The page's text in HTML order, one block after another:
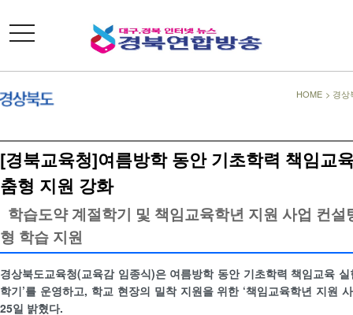
toggle
navigation
HOME > 경상
[경북교육청]여름방학 동안 기초학력 책임교
춤형 지원 강화
학습도약 계절학기 및 책임교육학년 지원 사업 컨설
형 학습 지원
경상북도교육청(교육감 임종식)은 여름방학 동안 기초학력 책임교육
학기’를 운영하고, 학교 현장의 밀착 지원을 위한 ‘책임교육학년 지원
25일 밝혔다.